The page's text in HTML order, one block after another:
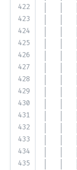
422
423
424
425
426
427
428
429
430
431
432
433
434
435
│   │
│   │
│   │
│   │
│   │
│   │
│   │
│   │
│   │
│   │
│   │
│   │
│   │
│   │